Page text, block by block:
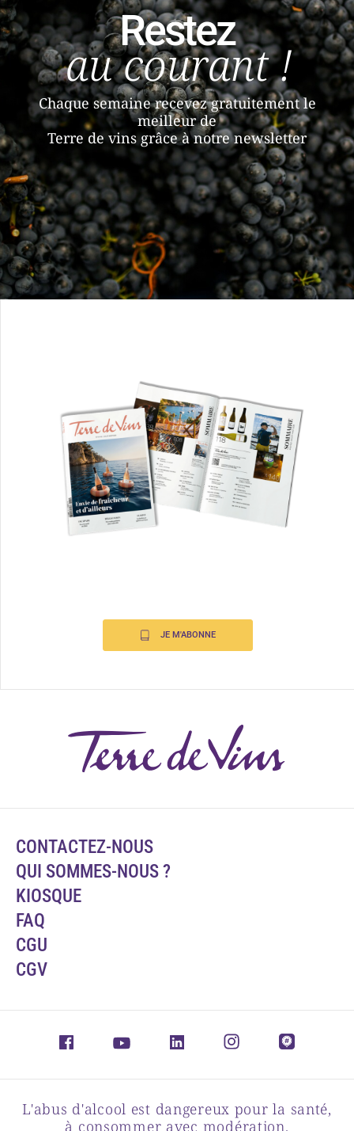
Restez
au courant !
Chaque semaine recevez gratuitement le
meilleur de
Terre de vins grâce à notre newsletter
JE M'ABONNE
CONTACTEZ-NOUS
QUI SOMMES-NOUS ?
KIOSQUE
FAQ
CGU
CGV
L'abus d'alcool est dangereux pour la santé,
à consommer avec modération.